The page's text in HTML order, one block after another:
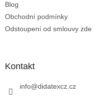
Blog
Obchodní podmínky
Odstoupení od smlouvy zde
Kontakt
info@didatexcz.cz